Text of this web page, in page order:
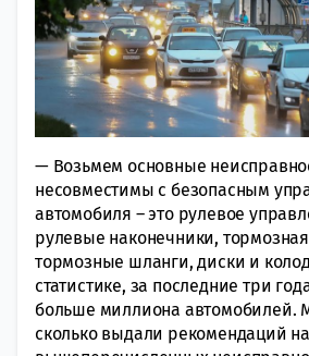
— Возьмем основные
несовместимы с безопасным
автомобиля – это рулевое
рулевые наконечники,
тормозные шланги, диски и
статистике, за последние три
больше миллиона автомобилей.
сколько выдали рекомендаций